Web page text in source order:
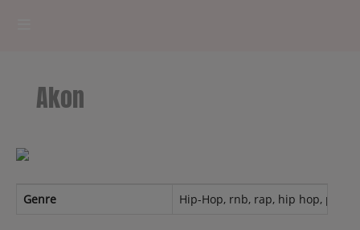
RADIOPLAYER
PODCASTS
Akon
Genre Hip-Hop, rnb, rap, hip hop, pop